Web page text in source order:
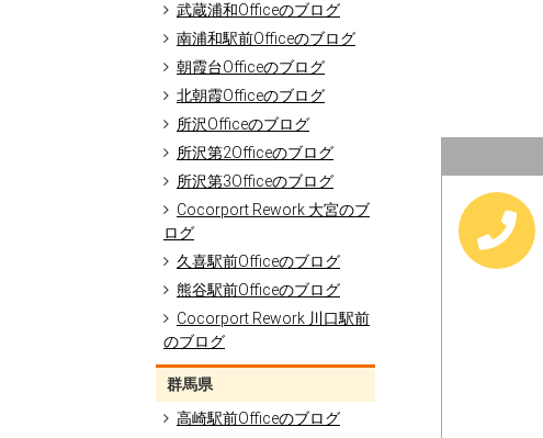
武蔵浦和Officeのブログ
南浦和駅前Officeのブログ
朝霞台Officeのブログ
北朝霞Officeのブログ
所沢Officeのブログ
所沢第2Officeのブログ
所沢第3Officeのブログ
Cocorport Rework 大宮のブ
ログ
久喜駅前Officeのブログ
熊谷駅前Officeのブログ
Cocorport Rework 川口駅前
のブログ
群馬県
高崎駅前Officeのブログ